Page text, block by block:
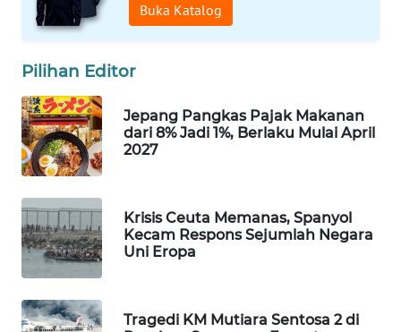
Buka Katalog
Pilihan Editor
Jepang Pangkas Pajak Makanan
dari 8% Jadi 1%, Berlaku Mulai April
2027
Krisis Ceuta Memanas, Spanyol
Kecam Respons Sejumlah Negara
Uni Eropa
Tragedi KM Mutiara Sentosa 2 di
LAPAK
Wahana
Network
KONSUMEN
MASYARAKAT
KELISTRIKAN
WALINKI
ID